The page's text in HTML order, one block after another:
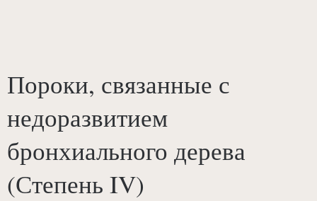
Пороки, связанные с
недоразвитием
бронхиального дерева
(Степень IV)